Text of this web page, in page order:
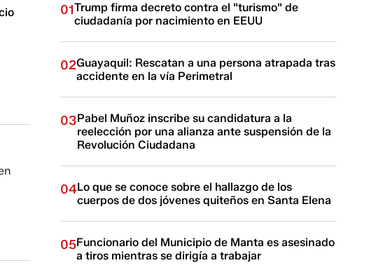
01Trump firma decreto contra el "turismo" de
ciudadanía por nacimiento en EEUU
02Guayaquil: Rescatan a una persona atrapada tras
accidente en la vía Perimetral
03Pabel Muñoz inscribe su candidatura a la
reelección por una alianza ante suspensión de la
Revolución Ciudadana
04Lo que se conoce sobre el hallazgo de los
cuerpos de dos jóvenes quiteños en Santa Elena
05Funcionario del Municipio de Manta es asesinado
a tiros mientras se dirigía a trabajar